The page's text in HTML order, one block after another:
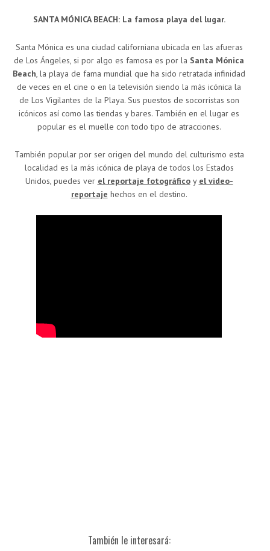
SANTA MÓNICA BEACH: La famosa playa del lugar.
Santa Mónica es una ciudad californiana ubicada en las afueras
de Los Ángeles, si por algo es famosa es por la Santa Mónica
Beach, la playa de fama mundial que ha sido retratada infinidad
de veces en el cine o en la televisión siendo la más icónica la
de Los Vigilantes de la Playa. Sus puestos de socorristas son
icónicos así como las tiendas y bares. También en el lugar es
popular es el muelle con todo tipo de atracciones.
También popular por ser origen del mundo del culturismo esta
localidad es la más icónica de playa de todos los Estados
Unidos, puedes ver el reportaje fotográficoy el video-
reportaje hechos en el destino.
También le interesará: